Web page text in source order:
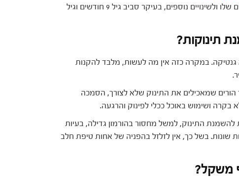
בהתאם לכישוריו המוטוריים, לשינויים התזונתיים שלו ולשינויים נוספים, בעיקר סביב גיל 9 חודשים וגיל
תינוקות?
במקרה כזה אין מה לעשות, מלבד להקנות
שמאכילים את התינוק שלא לצורך, הסמכה
ושימוש באוכל ככלי לפינוק והרגעה.
להשמנת התינוק, למשל מחסור בהורמון גדילה, בעיות
שונות. בשל כך, אין לזלזל בהפניה של אחות טיפת חלב
משקל?